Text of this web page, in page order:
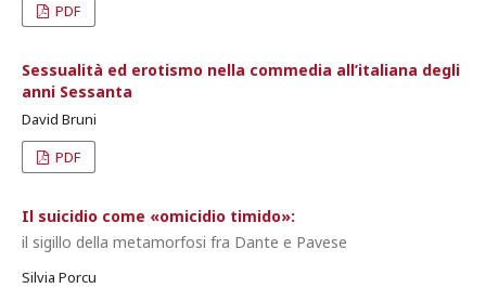
PDF
Sessualità ed erotismo nella commedia all’italiana degli
anni Sessanta
David Bruni
PDF
Il suicidio come «omicidio timido»:
il sigillo della metamorfosi fra Dante e Pavese
Silvia Porcu